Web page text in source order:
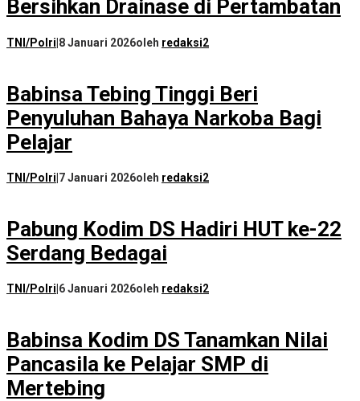
Bersihkan Drainase di Pertambatan
TNI/Polri 8 Januari 2026oleh redaksi2
Babinsa Tebing Tinggi Beri
Penyuluhan Bahaya Narkoba Bagi
Pelajar
TNI/Polri 7 Januari 2026oleh redaksi2
Pabung Kodim DS Hadiri HUT ke-22
Serdang Bedagai
TNI/Polri 6 Januari 2026oleh redaksi2
Babinsa Kodim DS Tanamkan Nilai
Pancasila ke Pelajar SMP di
Mertebing